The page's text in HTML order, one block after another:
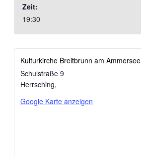
Zeit:
19:30
Kulturkirche Breitbrunn am Ammersee
Schulstraße 9
Herrsching,
Google Karte anzeigen